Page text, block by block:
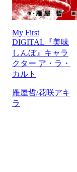
My First
DIGITAL『美味
しんぼ』キャラ
クター ア・ラ・
カルト
雁屋哲/花咲アキ
ラ